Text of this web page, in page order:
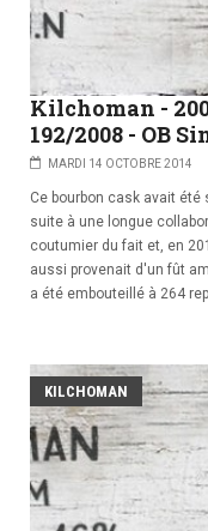
Kilchoman -
192/2008 - OB
MARDI 14 OCTOBRE 2014
Ce bourbon cask avait
suite à une longue
coutumier du fait et, en
aussi provenait d'un fût
a été embouteillé à 264
KILCHOMAN